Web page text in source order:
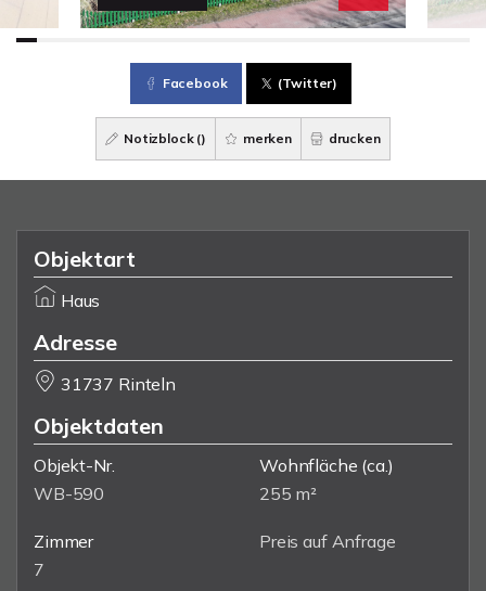
Facebook (Twitter)
Notizblock () merken drucken
Objektart
Haus
Adresse
31737 Rinteln
Objektdaten
Objekt-Nr.
WB-590
Wohnfläche (ca.)
255 m²
Zimmer
7
Preis auf Anfrage